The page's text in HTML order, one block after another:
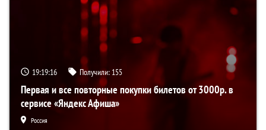
19:19:15 Получили: 155
Первая и все повторные покупки билетов от 3000р. в
сервисе «Яндекс Афиша»
Россия